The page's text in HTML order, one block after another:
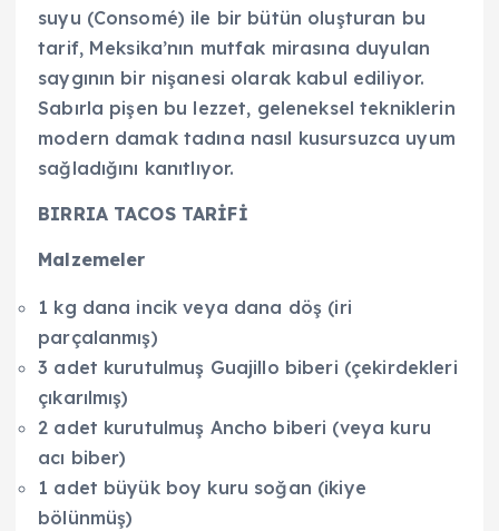
suyu (Consomé) ile bir bütün oluşturan bu
tarif, Meksika’nın mutfak mirasına duyulan
saygının bir nişanesi olarak kabul ediliyor.
Sabırla pişen bu lezzet, geleneksel tekniklerin
modern damak tadına nasıl kusursuzca uyum
sağladığını kanıtlıyor.
BIRRIA TACOS TARİFİ
Malzemeler
1 kg dana incik veya dana döş (iri
parçalanmış)
3 adet kurutulmuş Guajillo biberi (çekirdekleri
çıkarılmış)
2 adet kurutulmuş Ancho biberi (veya kuru
acı biber)
1 adet büyük boy kuru soğan (ikiye
bölünmüş)